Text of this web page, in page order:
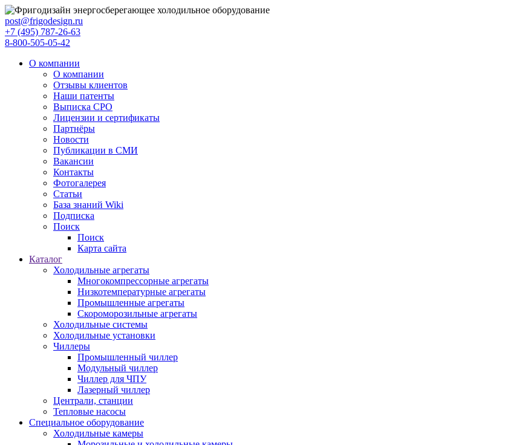
post@frigodesign.ru
+7 (495) 787-26-63
8-800-505-05-42
О компании
О компании
Отзывы клиентов
Наши патенты
Выписка СРО
Лицензии и сертификаты
Партнёры
Новости
Публикации в СМИ
Вакансии
Контакты
Фотогалерея
Статьи
База знаний Wiki
Подписка
Поиск
Поиск
Карта сайта
Каталог
Холодильные агрегаты
Многокомпрессорные агрегаты
Низкотемпературные агрегаты
Промышленные агрегаты
Скороморозильные агрегаты
Холодильные системы
Холодильные установки
Чиллеры
Промышленный чиллер
Модульный чиллер
Чиллер для ЧПУ
Лазерный чиллер
Централи, станции
Тепловые насосы
Специальное оборудование
Холодильные камеры